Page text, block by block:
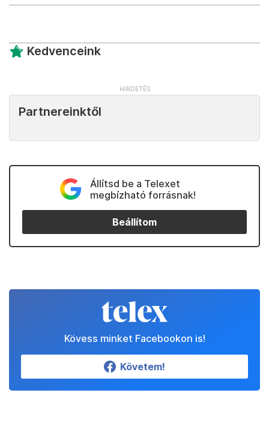
Kedvenceink
Partnereinktől
Állítsd be a Telexet
megbízható forrásnak!
Beállítom
Kövess minket Facebookon is!
Követem!